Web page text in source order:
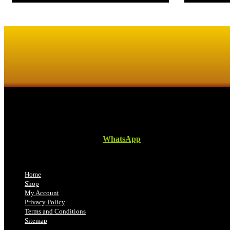
WhatsApp
Home
Shop
My Account
Privacy Policy
Terms and Conditions
Sitemap